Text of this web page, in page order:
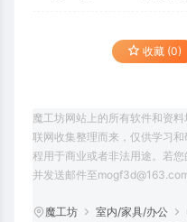
收藏 (0)
魔工坊网站上的所有软件和资
联网收集整理而来，仅供学习
程用于商业或者非法用途。若您
并发送邮件至
魔工坊 室内/家具/办公